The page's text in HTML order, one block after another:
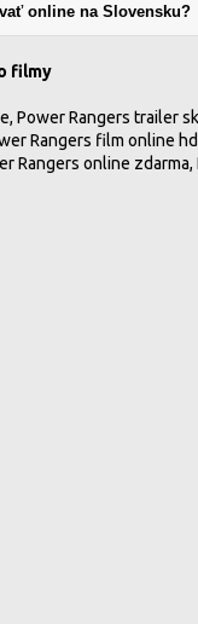
online na Slovensku?
filmy
Power Rangers trailer
Rangers film online
Rangers online